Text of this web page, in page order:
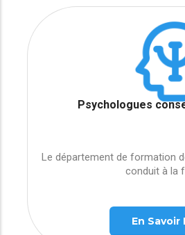
Psychologues
Le département de formation
conduit à la
En Savoir